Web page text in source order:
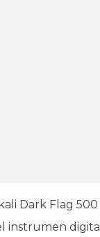
Dark Flag